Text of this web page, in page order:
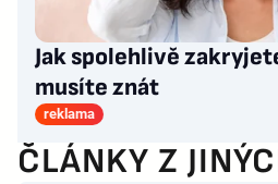
Jak spolehlivě
musíte znát
reklama
ČLÁNKY Z